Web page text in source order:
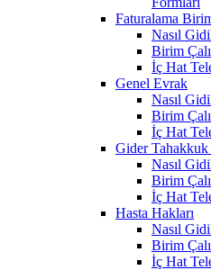
Faturalama
Nasıl
Birim
İç Hat
Genel Evrak
Nasıl
Birim
İç Hat
Gider
Nasıl
Birim
İç Hat
Hasta Hakları
Nasıl
Birim
İç Hat